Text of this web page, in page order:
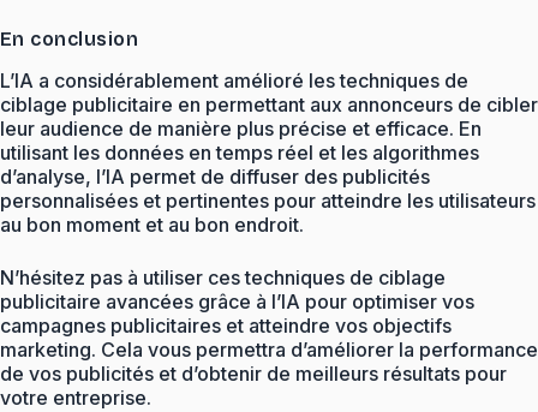
En conclusion
L’IA a considérablement amélioré les techniques de
ciblage publicitaire en permettant aux annonceurs de cibler
leur audience de manière plus précise et efficace. En
utilisant les données en temps réel et les algorithmes
d’analyse, l’IA permet de diffuser des publicités
personnalisées et pertinentes pour atteindre les utilisateurs
au bon moment et au bon endroit.
N’hésitez pas à utiliser ces techniques de ciblage
publicitaire avancées grâce à l’IA pour optimiser vos
campagnes publicitaires et atteindre vos objectifs
marketing. Cela vous permettra d’améliorer la performance
de vos publicités et d’obtenir de meilleurs résultats pour
votre entreprise.